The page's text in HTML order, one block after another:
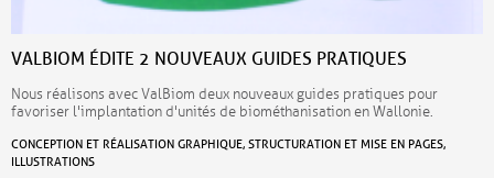
VALBIOM ÉDITE 2 NOUVEAUX GUIDES PRATIQUES
Nous réalisons avec ValBiom deux nouveaux guides pratiques pour
favoriser l'implantation d'unités de biométhanisation en Wallonie.
CONCEPTION ET RÉALISATION GRAPHIQUE, STRUCTURATION ET MISE EN PAGES,
ILLUSTRATIONS